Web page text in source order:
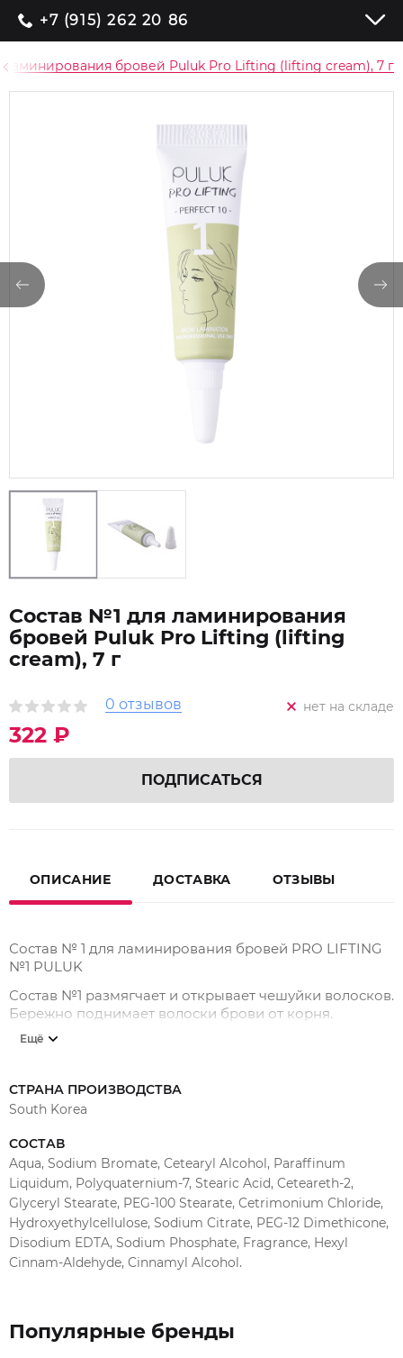
+7 (915) 262 20 86
ламинирования бровей Puluk Pro Lifting (lifting cream), 7 г
0 отзывов нет на складе
Состав №1 для ламинирования
бровей Puluk Pro Lifting (lifting
cream), 7 г
322 ₽
ПОДПИСАТЬСЯ
ОПИСАНИЕ ДОСТАВКА ОТЗЫВЫ
Состав № 1 для ламинирования бровей PRO LIFTING
№1 PULUK
Состав №1 размягчает и открывает чешуйки волосков.
Бережно поднимает волоски брови от корня.
Время выдержки:
Мягкое действие за счет уменьшения содержания
Содержит гидролизованный коллаген и пантенол
Хорошо подходит для слабых и пористых волосков
Подходит для людей с повышенной
чувствительностью кожи
Не имеет резкого запаха
Форма упаковки препятствует окислению
Ещё
СТРАНА ПРОИЗВОДСТВА
South Korea
СОСТАВ
Aqua, Sodium Bromate, Cetearyl Alcohol, Paraffinum
Liquidum, Polyquaternium-7, Stearic Acid, Ceteareth-2,
Glyceryl Stearate, PEG-100 Stearate, Cetrimonium Chloride,
Hydroxyethylcellulose, Sodium Citrate, PEG-12 Dimethicone,
Disodium EDTA, Sodium Phosphate, Fragrance, Hexyl
Cinnam-Aldehyde, Cinnamyl Alcohol.
Популярные бренды